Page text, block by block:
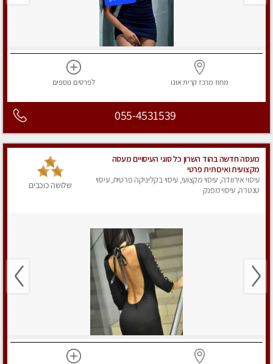
מחוז מרכז קרית אונו לפרטים נוספים
055-4531539
מעסה חדשה בהוד השרון כל סוגי העיסויים מעסה
מקצועית ואיכותית פרטי
עיסוי אירוודה, עיסוי מקצועי, עיסוי בקליניקה פרטית, עיסוי
טנטרה, עיסוי מפנק
שלושה כוכבים